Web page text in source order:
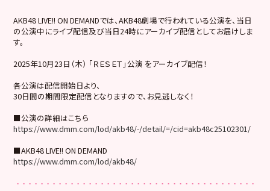
AKB48 LIVE!! ON DEMANDでは、AKB48劇場で行われている公演を、当日
の公演中にライブ配信及び当日24時にアーカイブ配信としてお届けしま
す。
2025年10月23日（木） 「ＲＥＳＥＴ」公演 をアーカイブ配信！
各公演は配信開始日より、
30日間の期間限定配信となりますので、お見逃しなく！
■公演の詳細はこちら
https://www.dmm.com/lod/akb48/-/detail/=/cid=akb48c25102301/
■AKB48 LIVE!! ON DEMAND
https://www.dmm.com/lod/akb48/